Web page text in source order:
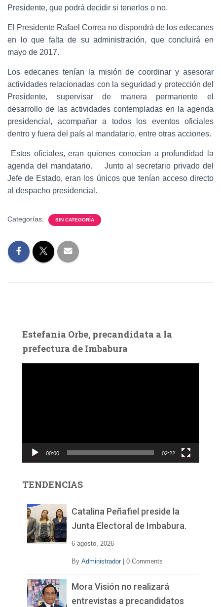
Presidente, que podrá decidir si tenerlos o no.
El Presidente Rafael Correa no dispondrá de los edecanes
en lo que falta de su administración, que concluirá en
mayo de 2017.
Los edecanes tenían la misión de coordinar y asesorar
actividades relacionadas con la seguridad y protección del
Presidente, supervisar de manera permanente el
desarrollo de las actividades contempladas en la agenda
presidencial, acompañar a todos los eventos oficiales
dentro y fuera del país al mandatario, entre otras acciones.
Estos oficiales, eran quienes conocían a profundidad la
agenda del mandatario. Junto al secretario privado del
Jefe de Estado, eran los únicos que tenían acceso directo
al despacho presidencial.
Categorías: SIN CATEGORÍA
Estefanía Orbe, precandidata a la
prefectura de Imbabura
c
d
00:00 02:22
TENDENCIAS
Catalina Peñafiel preside la
Junta Electoral de Imbabura.
6 agosto, 2026
By Administrador 0 Comments
Mora Visión no realizará
entrevistas a precandidatos